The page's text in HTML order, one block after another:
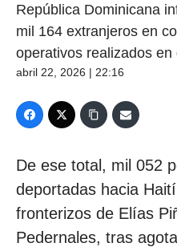
República Dominicana
mil 164 extranjeros en
operativos realizados
abril 22, 2026 | 22:16
De ese total, mil 052
deportadas hacia
fronterizos de Elías
Pedernales, tras